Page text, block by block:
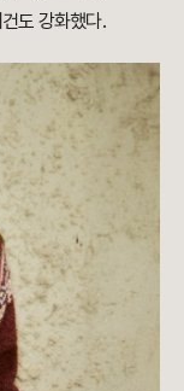
도 강화했다.